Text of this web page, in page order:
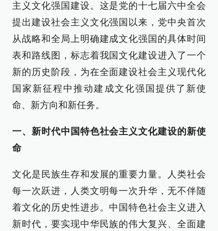
主义文化强国建设。这是党的十七届六中全会
提出建设社会主义文化强国以来，党中央首次
从战略和全局上明确建成文化强国的具体时间
表和路线图，标志着我国文化建设进入了一个
新的历史阶段，为在全面建设社会主义现代化
国家新征程中推动建成文化强国提供了新使
命、新方向和新任务。
一、新时代中国特色社会主义文化建设的新使
命
文化是民族生存和发展的重要力量。人类社会
每一次跃进，人类文明每一次升华，无不伴随
着文化的历史性进步。中国特色社会主义进入
新时代，要实现中华民族的伟大复兴、全面建